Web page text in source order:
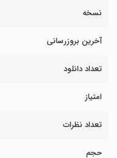
نسخه
آخرین بروزرسانی
تعداد دانلود
امتیاز
تعداد نظرات
حجم